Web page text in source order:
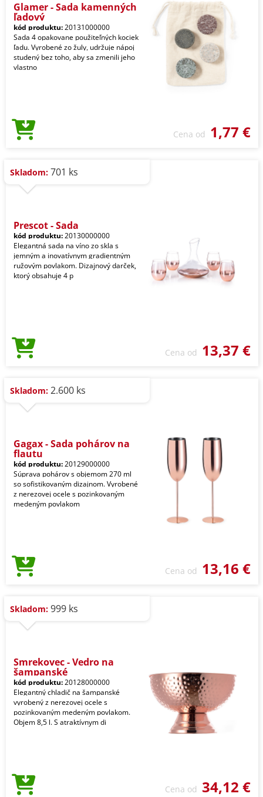
Glamer - Sada kamenných
ľadový
kód produktu:20131000000
Sada 4 opakovane použiteľných kociek
ľadu. Vyrobené zo žuly, udržuje nápoj
studený bez toho, aby sa zmenili jeho
vlastno
Cena od 1,77 €
Skladom: 701 ks
Prescot - Sada
kód produktu:20130000000
Elegantná sada na víno zo skla s
jemným a inovatívnym gradientným
ružovým povlakom. Dizajnový darček,
ktorý obsahuje 4 p
Cena od 13,37 €
Skladom: 2.600 ks
Gagax - Sada pohárov na
flautu
kód produktu:20129000000
Súprava pohárov s objemom 270 ml
so sofistikovaným dizajnom. Vyrobené
z nerezovej ocele s pozinkovaným
medeným povlakom
Cena od 13,16 €
Skladom: 999 ks
Smrekovec - Vedro na
šampanské
kód produktu:20128000000
Elegantný chladič na šampanské
vyrobený z nerezovej ocele s
pozinkovaným medeným povlakom.
Objem 8,5 l. S atraktívnym di
Cena od 34,12 €